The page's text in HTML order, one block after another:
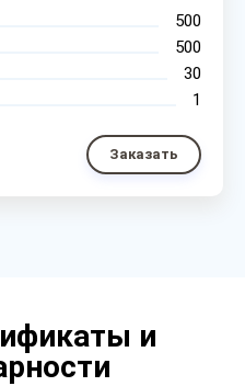
500
500
30
1
Заказать
и